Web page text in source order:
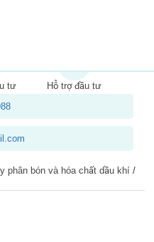
tư
Hỗ trợ đầu tư
phân bón và hóa chất dầu khí /